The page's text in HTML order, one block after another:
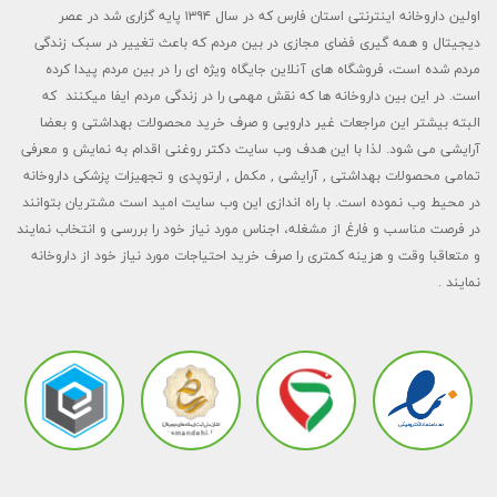
رگ‌ها بازگشته و در آنجا رسوب می‌کند و بخش دیگر آن به کبد
بر می‌گردد و در رگ‌ها جمع نمی‌شود. بنابراین، تجمع کلسترول بد
عامل اصلی افزایش چربی خون است.
اگر اقدامات لازم را برای
جلوگیری از افزایش بی رویه چربی خون انجام ندهیم، احتمالاً با
مشکلات جدی قلبی عروقی، بسته شدن رگ‌ها و حتی سکته‌ی
قلبی و مغزی روبرو خواهیم شد. برای پیشگیری از این رخدادها
می‌توان از داروهای گیاهی مانند قرص‌های چربی خون گیاهی
استفاده کرد.
علائم چربی خون بالا
بار آزمایش چربی خون انجام دهند.
در برخی موارد، ممکن است علائم چربی خون بالا ظاهر شوند. این
علائم عبارت‌اند از:
اولین داروخانه اینترنتی استان فارس که در سال ۱۳۹۴ پایه گزاری شد در عصر
دیجیتال و همه گیری فضای مجازی در بین مردم که باعث تغییر در سبک زندگی
مردم شده است، فروشگاه های آنلاین جایگاه ویژه ای را در بین مردم پیدا کرده
است. در این بین داروخانه ها که نقش مهمی را در زندگی مردم ایفا میکنند که
البته بیشتر این مراجعات غیر دارویی و صرف خرید محصولات بهداشتی و بعضا
آرایشی می شود. لذا با این هدف وب سایت دکتر روغنی اقدام به نمایش و معرفی
تمامی محصولات بهداشتی , آرایشی , مکمل , ارتوپدی و تجهیزات پزشکی داروخانه
در محیط وب نموده است. با راه اندازی این وب سایت امید است مشتریان بتوانند
در فرصت مناسب و فارغ از مشغله، اجناس مورد نیاز خود را بررسی و انتخاب نمایند
و متعاقبا وقت و هزینه کمتری را صرف خرید احتیاجات مورد نیاز خود از داروخانه
نمایند .